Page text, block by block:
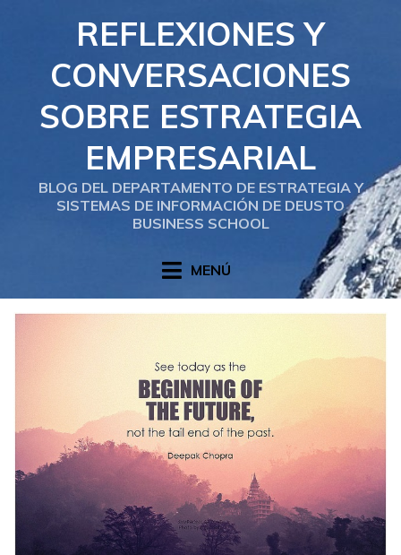
REFLEXIONES Y
CONVERSACIONES
SOBRE ESTRATEGIA
EMPRESARIAL
BLOG DEL DEPARTAMENTO DE ESTRATEGIA Y
SISTEMAS DE INFORMACIÓN DE DEUSTO
BUSINESS SCHOOL
MENÚ